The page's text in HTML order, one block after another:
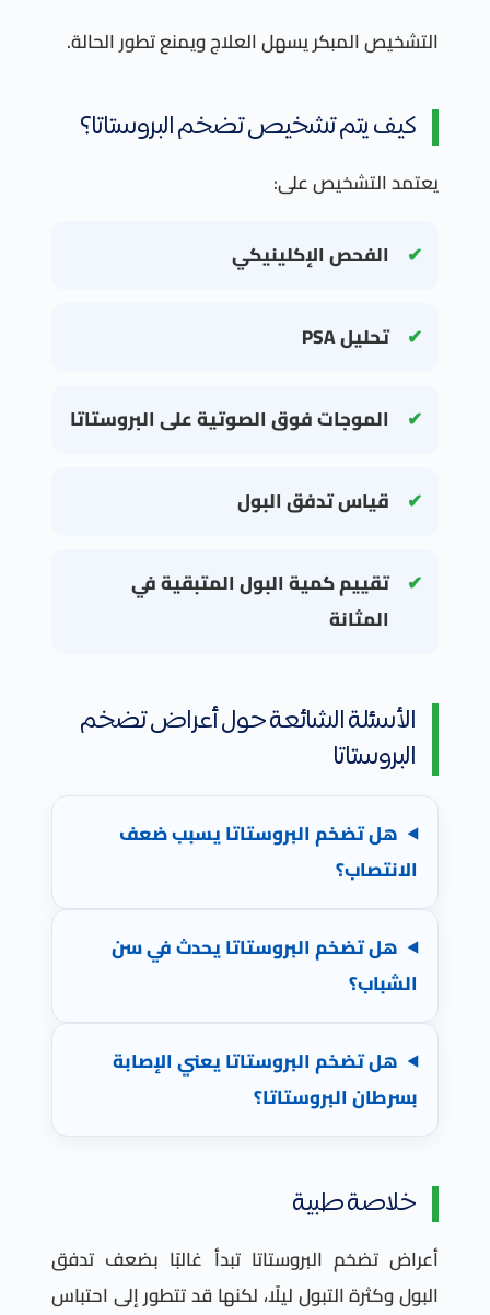
التشخيص المبكر يسهل العلاج ويمنع تطور الحالة.
كيف يتم تشخيص تضخم البروستاتا؟
يعتمد التشخيص على:
الفحص الإكلينيكي
تحليل PSA
الموجات فوق الصوتية على البروستاتا
قياس تدفق البول
تقييم كمية البول المتبقية في
المثانة
الأسئلة الشائعة حول أعراض تضخم
البروستاتا
هل تضخم البروستاتا يسبب ضعف
الانتصاب؟
هل تضخم البروستاتا يحدث في سن
الشباب؟
هل تضخم البروستاتا يعني الإصابة
بسرطان البروستاتا؟
خلاصة طبية
أعراض تضخم البروستاتا تبدأ غالبًا بضعف تدفق
البول وكثرة التبول ليلًا، لكنها قد تتطور إلى احتباس